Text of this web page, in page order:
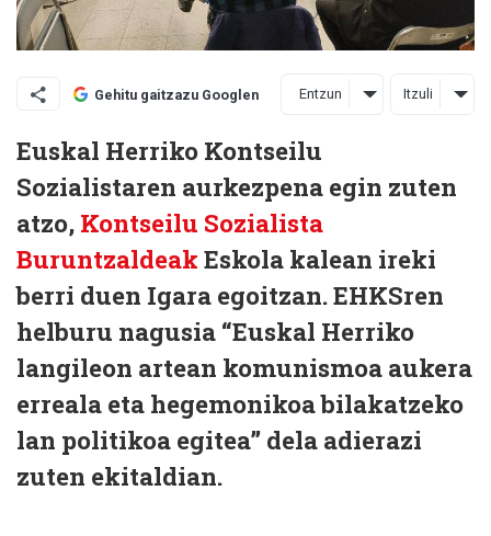
Gehitu gaitzazu Googlen Entzun Itzuli
Euskal Herriko Kontseilu
Sozialistaren aurkezpena egin zuten
atzo, Kontseilu Sozialista
Buruntzaldeak Eskola kalean ireki
berri duen Igara egoitzan. EHKSren
helburu nagusia “Euskal Herriko
langileon artean komunismoa aukera
erreala eta hegemonikoa bilakatzeko
lan politikoa egitea” dela adierazi
zuten ekitaldian.